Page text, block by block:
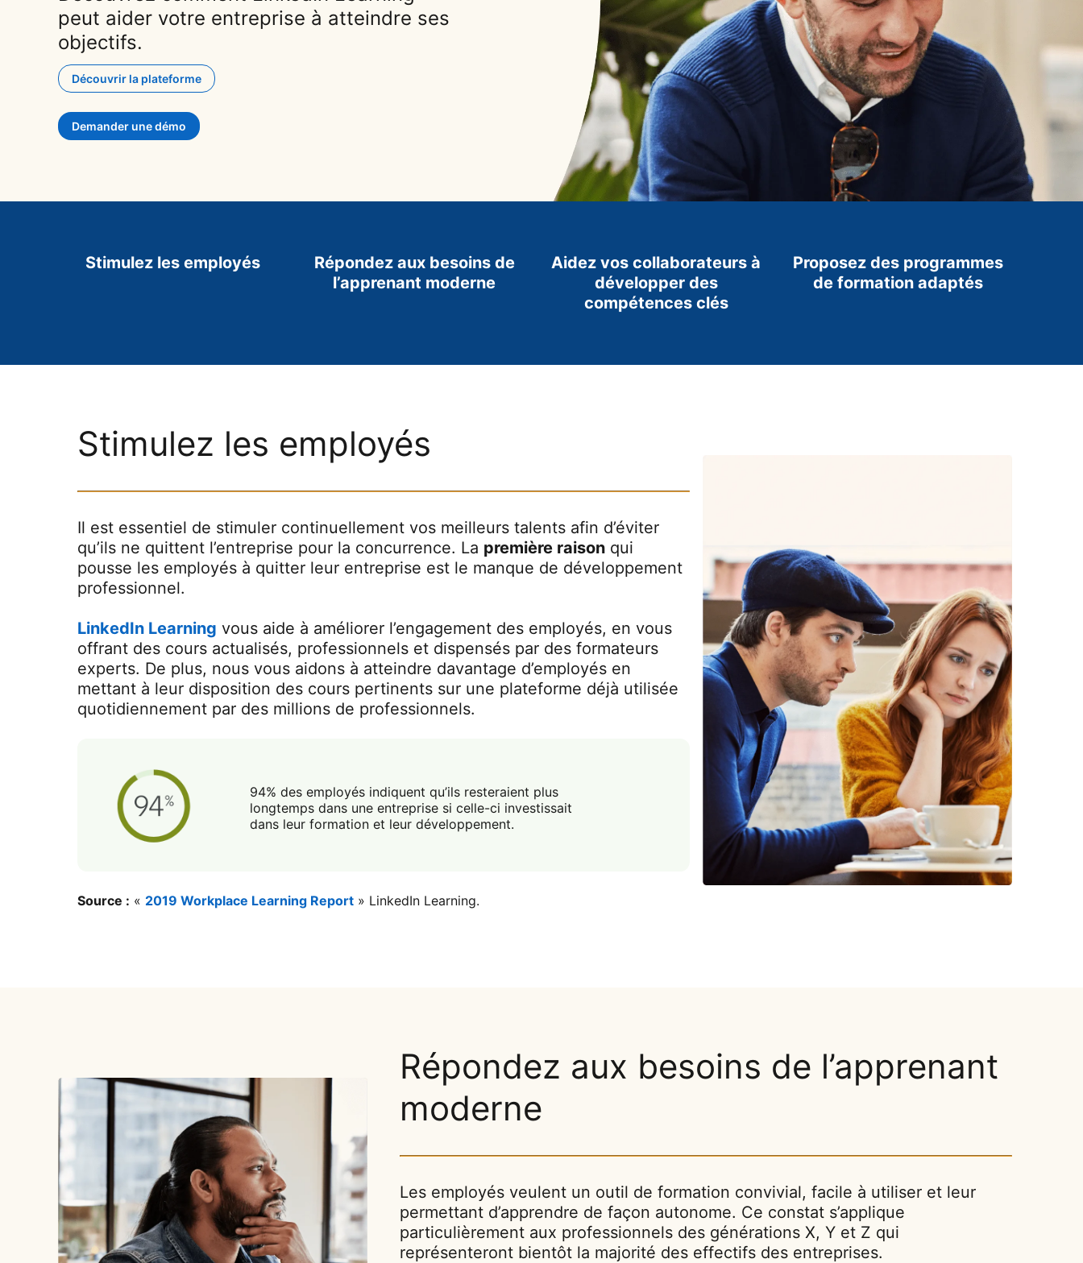
peut aider votre entreprise à atteindre ses
objectifs.
Découvrir la plateforme
Demander une démo
Stimulez les employés
Répondez aux besoins de
l’apprenant moderne
Aidez vos collaborateurs à
développer des
compétences clés
Proposez des programmes
de formation adaptés
Stimulez les employés
Il est essentiel de stimuler continuellement vos meilleurs talents afin d’éviter
qu’ils ne quittent l’entreprise pour la concurrence. La première raison qui
pousse les employés à quitter leur entreprise est le manque de développement
professionnel.
LinkedIn Learning vous aide à améliorer l’engagement des employés, en vous
offrant des cours actualisés, professionnels et dispensés par des formateurs
experts. De plus, nous vous aidons à atteindre davantage d’employés en
mettant à leur disposition des cours pertinents sur une plateforme déjà utilisée
quotidiennement par des millions de professionnels.
94% des employés indiquent qu’ils resteraient plus
longtemps dans une entreprise si celle-ci investissait
dans leur formation et leur développement.
Source : « 2019 Workplace Learning Report » LinkedIn Learning.
Répondez aux besoins de l’apprenant
moderne
Les employés veulent un outil de formation convivial, facile à utiliser et leur
permettant d’apprendre de façon autonome. Ce constat s’applique
particulièrement aux professionnels des générations X, Y et Z qui
représenteront bientôt la majorité des effectifs des entreprises.